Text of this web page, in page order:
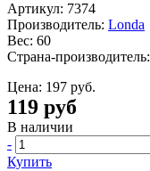
Артикул: 7374
Производитель: Londa
Вес: 60
Страна-производитель:
Цена: 197 руб.
119 руб
В наличии
-
Купить